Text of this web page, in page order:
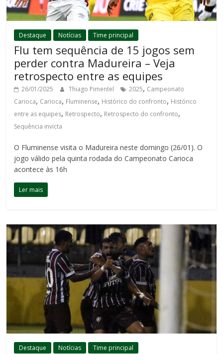
Destaque Notícias Time principal
Flu tem sequência de 15 jogos sem
perder contra Madureira – Veja
retrospecto entre as equipes
26/01/2025 Thiago Pimentel 2025, Campeonato
Carioca, Carioca, Fluminense, Histórico do confronto, Histórico
entre as equipes, Retrospecto, Retrospecto do confronto,
Sequência invicta
O Fluminense visita o Madureira neste domingo (26/01). O
jogo válido pela quinta rodada do Campeonato Carioca
acontece às 16h
Ler mais
Destaque Notícias Time principal